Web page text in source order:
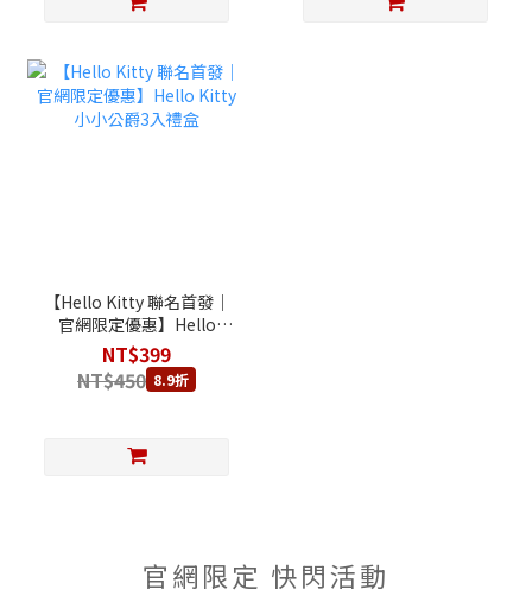
【Hello Kitty 聯名首發｜
官網限定優惠】Hello
Kitty 小小公爵3入禮盒
NT$399
NT$450 8.9折
官網限定 快閃活動